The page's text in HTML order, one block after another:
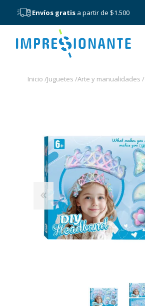
Envíos gratis a partir de $1.500
Menú
Inicio /Juguetes /Arte y manualidades /